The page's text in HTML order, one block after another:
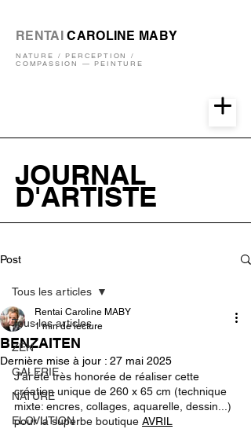
RENTAICAROLINE MABY
NATURE / PERCEPTION /
COMPASSION — PEINTURE
JOURNAL
D'ARTISTE
Post
Tous les articles
ZEN
GALERIE
NATURE
ELOVUTION
Tous les articles
BENZAITEN
Rentai Caroline MABY
1 min de lecture
Dernière mise à jour : 27 mai 2025
J'ai été très honorée de réaliser cette
création unique de 260 x 65 cm (technique
mixte: encres, collages, aquarelle, dessin...)
pour la superbe boutique AVRIL